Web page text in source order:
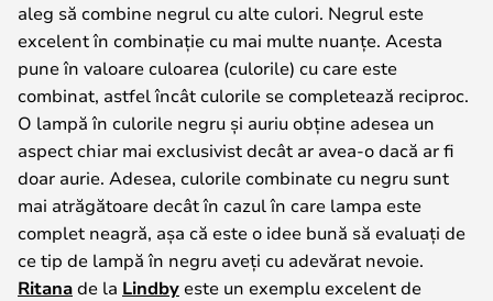
aleg să combine negrul cu alte culori. Negrul este
excelent în combinație cu mai multe nuanțe. Acesta
pune în valoare culoarea (culorile) cu care este
combinat, astfel încât culorile se completează reciproc.
O lampă în culorile negru și auriu obține adesea un
aspect chiar mai exclusivist decât ar avea-o dacă ar fi
doar aurie. Adesea, culorile combinate cu negru sunt
mai atrăgătoare decât în cazul în care lampa este
complet neagră, așa că este o idee bună să evaluați de
ce tip de lampă în negru aveți cu adevărat nevoie.
Ritanade la Lindbyeste un exemplu excelent de